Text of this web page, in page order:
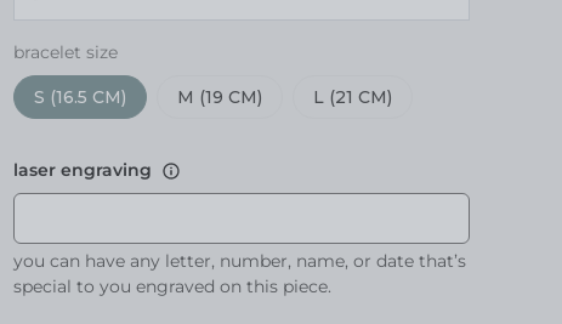
bracelet size
S (16.5 CM) M (19 CM) L (21 CM)
laser engraving
you can have any letter, number, name, or date that’s
special to you engraved on this piece.